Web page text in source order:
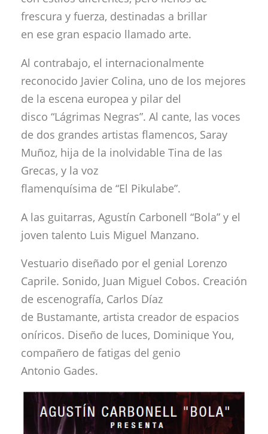
frescura y fuerza, destinadas a brillar
en ese gran espacio llamado arte.
Al contrabajo, el internacionalmente
reconocido Javier Colina, uno de los mejores
de la escena europea y pilar del
disco “Lágrimas Negras”. Al cante, las voces
de dos grandes artistas flamencos, Saray
Muñoz, hija de la inolvidable Tina de las
Grecas, y la voz
flamenquísima de “El Pikulabe”.
A las guitarras, Agustín Carbonell “Bola” y el
joven talento Luis Miguel Manzano.
Vestuario diseñado por el genial Lorenzo
Caprile. Sonido, Juan Miguel Cobos. Creación
de escenografía, Carlos Díaz
de Bustamante, artista creador de espacios
oníricos. Diseño de luces, Dominique You,
compañero de fatigas del genio
Antonio Gades.